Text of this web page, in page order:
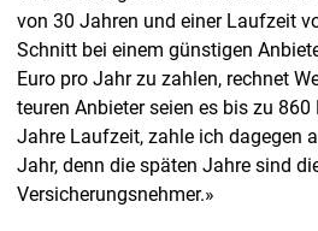
von 30 Jahren und einer Laufzeit
Schnitt bei einem günstigen
Euro pro Jahr zu zahlen, rechnet
teuren Anbieter seien es bis zu 860
Jahre Laufzeit, zahle ich dagegen
Jahr, denn die späten Jahre sind
Versicherungsnehmer.»